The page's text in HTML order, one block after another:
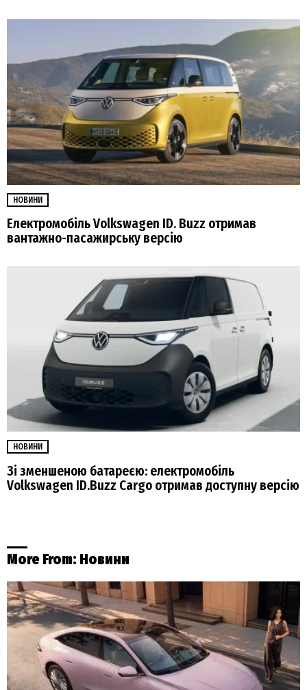
НОВИНИ
Електромобіль Volkswagen ID. Buzz отримав
вантажно-пасажирську версію
НОВИНИ
Зі зменшеною батареєю: електромобіль
Volkswagen ID.Buzz Cargo отримав доступну версію
More From: Новини